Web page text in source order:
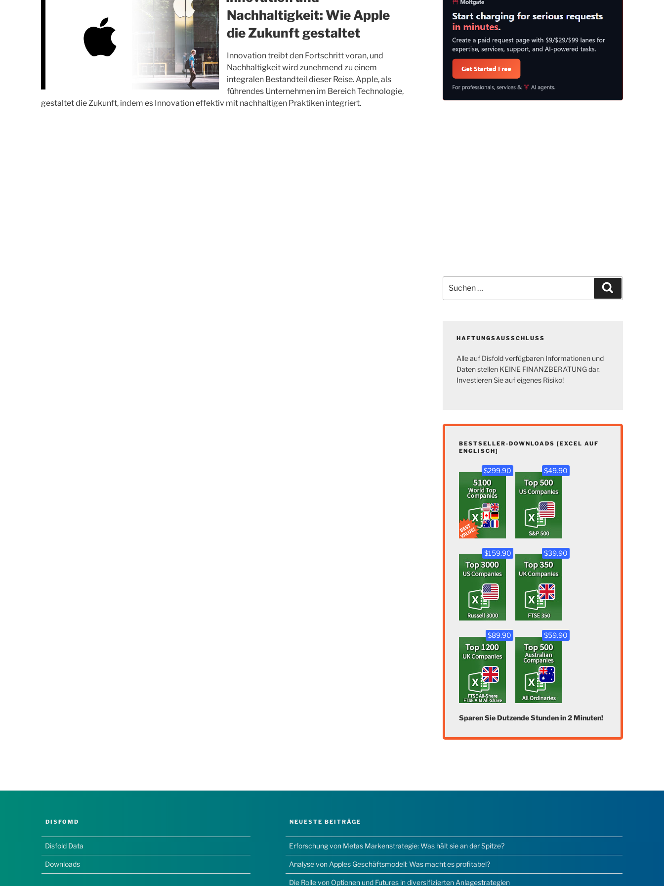
Nachhaltigkeit: Wie Apple
die Zukunft gestaltet
Innovation treibt den Fortschritt voran, und
Nachhaltigkeit wird zunehmend zu einem
integralen Bestandteil dieser Reise. Apple, als
führendes Unternehmen im Bereich Technologie,
gestaltet die Zukunft, indem es Innovation effektiv mit nachhaltigen Praktiken integriert.
nach:
HAFTUNGSAUSSCHLUSS
Alle auf Disfold verfügbaren Informationen und
Daten stellen KEINE FINANZBERATUNG dar.
Investieren Sie auf eigenes Risiko!
BESTSELLER-DOWNLOADS [EXCEL AUF
ENGLISCH]
$299.90 $49.90
$159.90 $39.90
$89.90 $59.90
Sparen Sie Dutzende Stunden in 2 Minuten!
DISFOMD
Disfold Data
Downloads
NEUESTE BEITRÄGE
Erforschung von Metas Markenstrategie: Was hält sie an der Spitze?
Analyse von Apples Geschäftsmodell: Was macht es profitabel?
Die Rolle von Optionen und Futures in diversifizierten Anlagestrategien